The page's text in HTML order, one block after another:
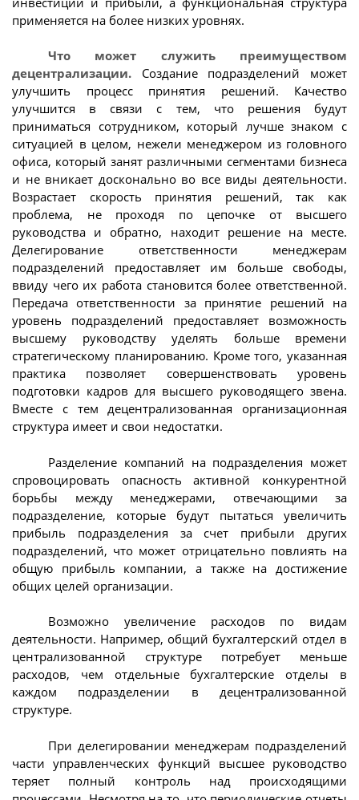
применяется на более низких уровнях.
Что может служить преимуществом
децентрализации. Создание подразделений может
улучшить процесс принятия решений. Качество
улучшится в связи с тем, что решения будут
приниматься сотрудником, который лучше знаком с
ситуацией в целом, нежели менеджером из головного
офиса, который занят различными сегментами бизнеса
и не вникает досконально во все виды деятельности.
Возрастает скорость принятия решений, так как
проблема, не проходя по цепочке от высшего
руководства и обратно, находит решение на месте.
Делегирование ответственности менеджерам
подразделений предоставляет им больше свободы,
ввиду чего их работа становится более ответственной.
Передача ответственности за принятие решений на
уровень подразделений предоставляет возможность
высшему руководству уделять больше времени
стратегическому планированию. Кроме того, указанная
практика позволяет совершенствовать уровень
подготовки кадров для высшего руководящего звена.
Вместе с тем децентрализованная организационная
структура имеет и свои недостатки.
Разделение компаний на подразделения может
спровоцировать опасность активной конкурентной
борьбы между менеджерами, отвечающими за
подразделение, которые будут пытаться увеличить
прибыль подразделения за счет прибыли других
подразделений, что может отрицательно повлиять на
общую прибыль компании, а также на достижение
общих целей организации.
Возможно увеличение расходов по видам
деятельности. Например, общий бухгалтерский отдел в
централизованной структуре потребует меньше
расходов, чем отдельные бухгалтерские отделы в
каждом подразделении в децентрализованной
структуре.
При делегировании менеджерам подразделений
части управленческих функций высшее руководство
теряет полный контроль над происходящими